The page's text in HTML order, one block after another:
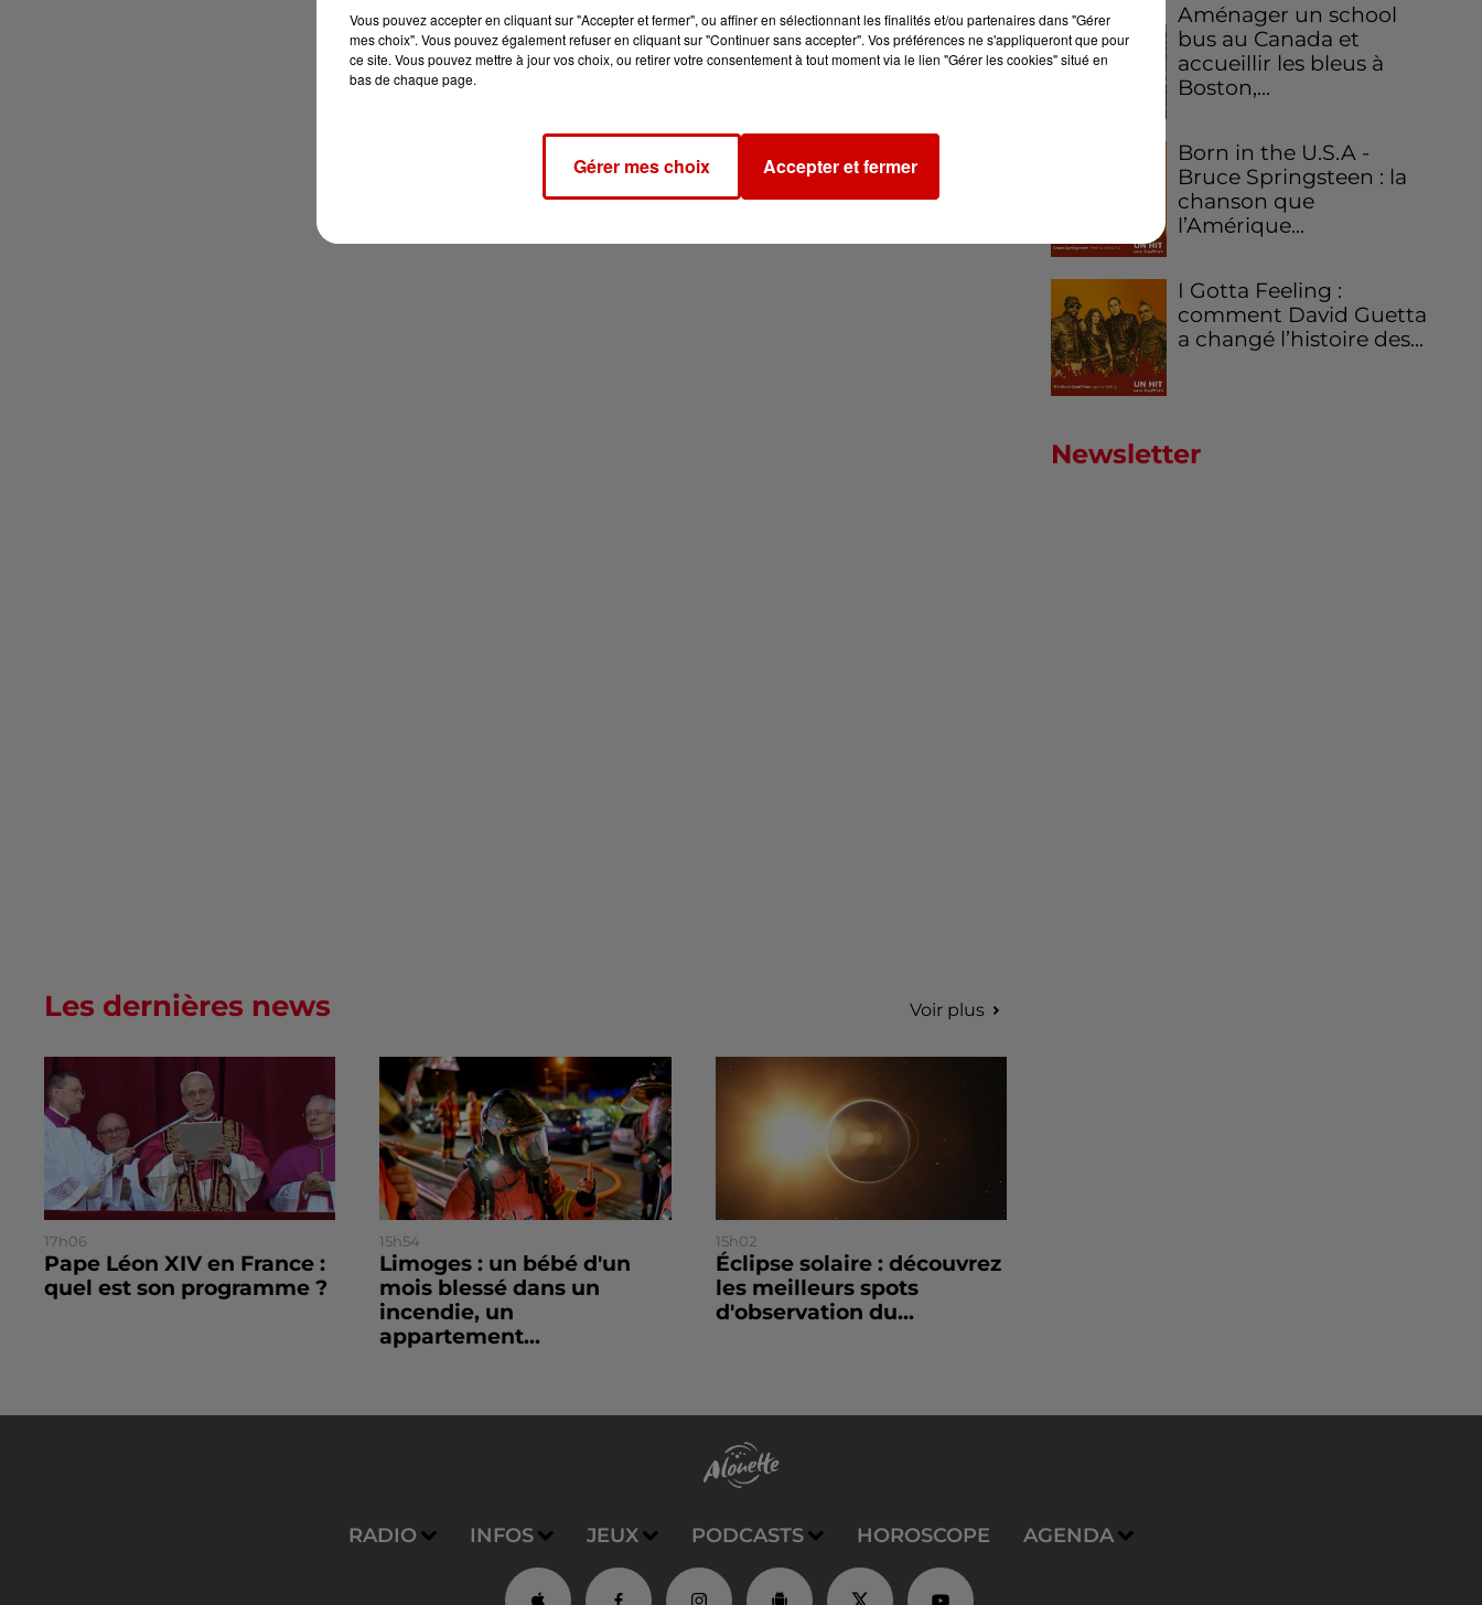
Aménager un school
bus au Canada et
accueillir les bleus à
Boston,...
Born in the U.S.A -
Bruce Springsteen : la
chanson que
l’Amérique...
I Gotta Feeling :
comment David Guetta
a changé l’histoire des...
Newsletter
Les dernières news Voir plus
17h06
Pape Léon XIV en France :
quel est son programme ?
15h54
Limoges : un bébé d'un
mois blessé dans un
incendie, un
appartement...
15h02
Éclipse solaire : découvrez
les meilleurs spots
d'observation du...
RADIO INFOS JEUX PODCASTS HOROSCOPE AGENDA
Vous pouvez accepter en cliquant sur "Accepter et fermer", ou affiner en sélectionnant les finalités et/ou partenaires dans "Gérer
mes choix". Vous pouvez également refuser en cliquant sur "Continuer sans accepter". Vos préférences ne s'appliqueront que pour
ce site. Vous pouvez mettre à jour vos choix, ou retirer votre consentement à tout moment via le lien "Gérer les cookies" situé en
bas de chaque page.
Gérer mes choix Accepter et fermer